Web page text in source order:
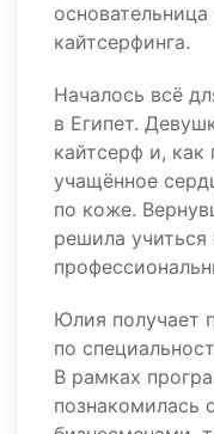
кайтсерфинга.
Началось всё
в Египет.
кайтсерф и, как
учащённое
по коже.
решила
Юлия получает
по
В рамках
познакомилась